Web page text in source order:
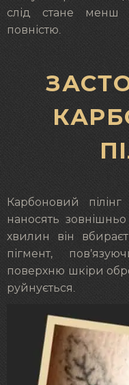
слід стане менш
повністю.
Карбоновий
наносять
хвилин він
пігмент,
поверхню шкіри
руйнується.